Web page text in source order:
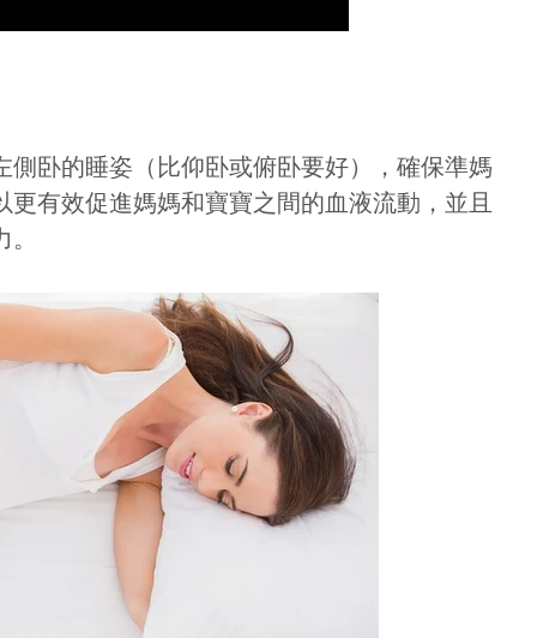
卧的睡姿（比仰卧或俯卧要好），確保準媽
有效促進媽媽和寶寶之間的血液流動，並且